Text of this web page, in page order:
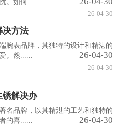
。如何......
26-04-30
决方法
腕表品牌，其独特的设计和精湛的
。然......
26-04-30
26-04-30
锈解决办
名品牌，以其精湛的工艺和独特的
的喜......
26-04-30